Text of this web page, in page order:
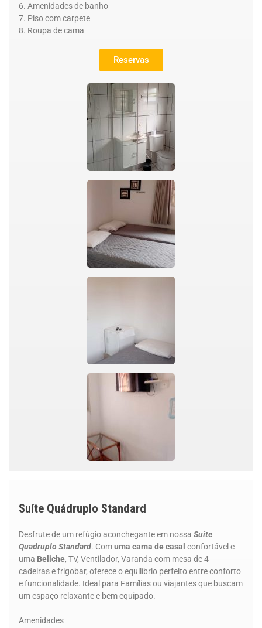
Amenidades de banho
Piso com carpete
Roupa de cama
Reservas
Suíte Quádruplo Standard
Desfrute de um refúgio aconchegante em nossa Suíte
Quadruplo Standard. Comuma cama de casal confortável e
uma Beliche, TV, Ventilador, Varanda com mesa de 4
cadeiras e frigobar, oferece o equilíbrio perfeito entre conforto
e funcionalidade. Ideal para Famílias ou viajantes que buscam
um espaço relaxante e bem equipado.
Amenidades